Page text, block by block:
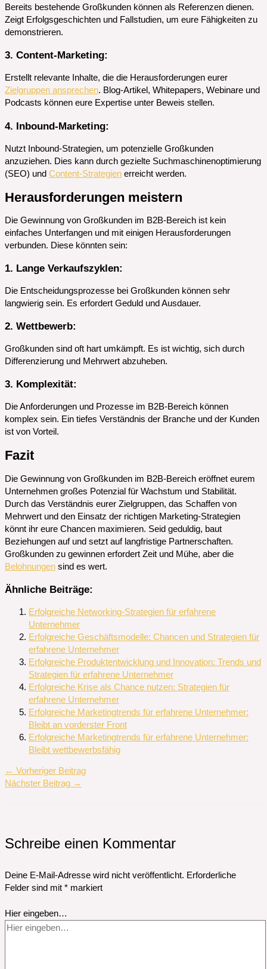
Bereits bestehende Großkunden können als Referenzen dienen.
Zeigt Erfolgsgeschichten und Fallstudien, um eure Fähigkeiten zu
demonstrieren.
3. Content-Marketing:
Erstellt relevante Inhalte, die die Herausforderungen eurer
Zielgruppen ansprechen. Blog-Artikel, Whitepapers, Webinare und
Podcasts können eure Expertise unter Beweis stellen.
4. Inbound-Marketing:
Nutzt Inbound-Strategien, um potenzielle Großkunden
anzuziehen. Dies kann durch gezielte Suchmaschinenoptimierung
(SEO) und Content-Strategien erreicht werden.
Herausforderungen meistern
Die Gewinnung von Großkunden im B2B-Bereich ist kein
einfaches Unterfangen und mit einigen Herausforderungen
verbunden. Diese könnten sein:
1. Lange Verkaufszyklen:
Die Entscheidungsprozesse bei Großkunden können sehr
langwierig sein. Es erfordert Geduld und Ausdauer.
2. Wettbewerb:
Großkunden sind oft hart umkämpft. Es ist wichtig, sich durch
Differenzierung und Mehrwert abzuheben.
3. Komplexität:
Die Anforderungen und Prozesse im B2B-Bereich können
komplex sein. Ein tiefes Verständnis der Branche und der Kunden
ist von Vorteil.
Fazit
Die Gewinnung von Großkunden im B2B-Bereich eröffnet eurem
Unternehmen großes Potenzial für Wachstum und Stabilität.
Durch das Verständnis eurer Zielgruppen, das Schaffen von
Mehrwert und den Einsatz der richtigen Marketing-Strategien
könnt ihr eure Chancen maximieren. Seid geduldig, baut
Beziehungen auf und setzt auf langfristige Partnerschaften.
Großkunden zu gewinnen erfordert Zeit und Mühe, aber die
Belohnungen sind es wert.
Ähnliche Beiträge:
Erfolgreiche Networking-Strategien für erfahrene
Unternehmer
Erfolgreiche Geschäftsmodelle: Chancen und Strategien für
erfahrene Unternehmer
Erfolgreiche Produktentwicklung und Innovation: Trends und
Strategien für erfahrene Unternehmer
Erfolgreiche Krise als Chance nutzen: Strategien für
erfahrene Unternehmer
Erfolgreiche Marketingtrends für erfahrene Unternehmer:
Bleibt an vorderster Front
Erfolgreiche Marketingtrends für erfahrene Unternehmer:
Bleibt wettbewerbsfähig
← Vorheriger Beitrag
Nächster Beitrag →
Schreibe einen Kommentar
Deine E-Mail-Adresse wird nicht veröffentlicht. Erforderliche
Felder sind mit * markiert
Hier eingeben…